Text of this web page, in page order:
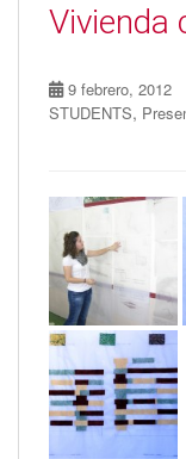
Vivienda
9 febrero, 2012
STUDENTS,